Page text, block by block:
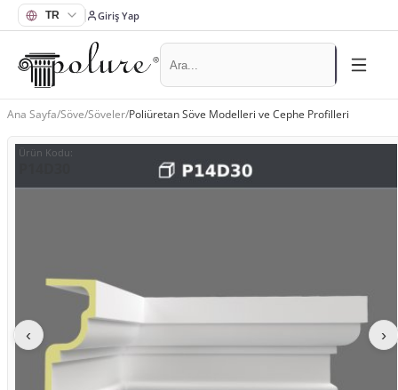
Giriş Yap
Ana Sayfa/Söve/Söveler/Poliüretan Söve Modelleri ve Cephe Profilleri
Ürün Kodu:
‹ ›